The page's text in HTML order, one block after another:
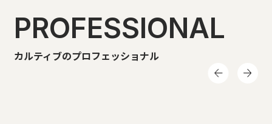
PROFESSIONAL
カルティブのプロフェッショナル